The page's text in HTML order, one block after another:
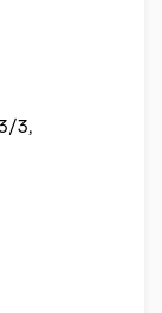
3,